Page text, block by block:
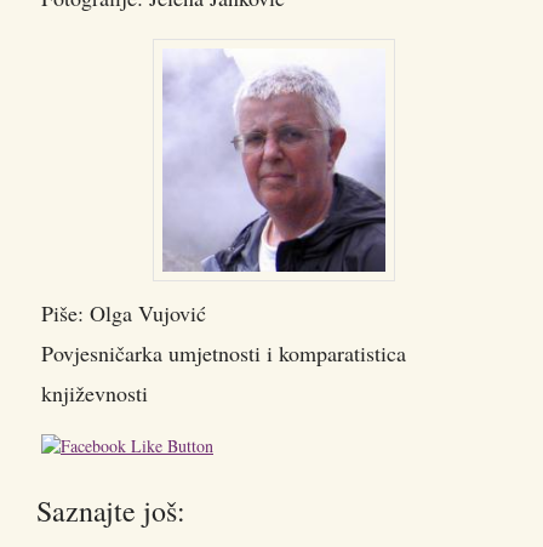
Piše: Olga Vujović
Povjesničarka umjetnosti i komparatistica
književnosti
Saznajte još: